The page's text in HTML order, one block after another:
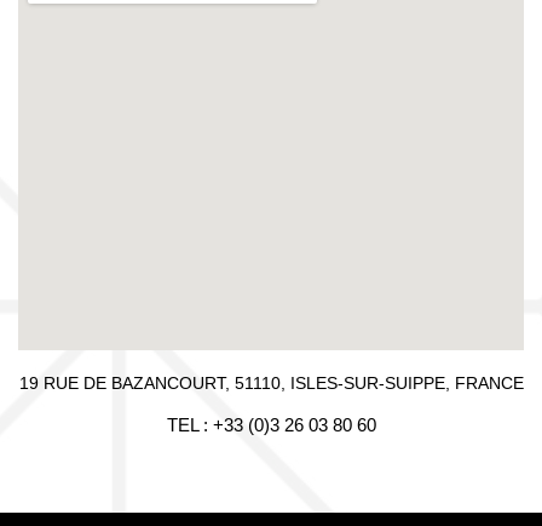
19 RUE DE BAZANCOURT, 51110, ISLES-SUR-SUIPPE, FRANCE
TEL : +33 (0)3 26 03 80 60